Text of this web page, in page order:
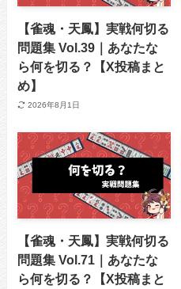
【雀魂・天鳳】実戦何切る
問題集 Vol.39｜あなたな
ら何を切る？【X投稿まと
め】
2026年8月1日
【雀魂・天鳳】実戦何切る
問題集 Vol.71｜あなたな
ら何を切る？【X投稿まと